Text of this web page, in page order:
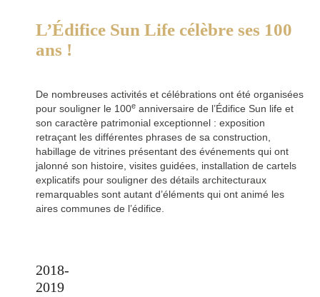
L’Édifice Sun Life célèbre ses 100
ans !
De nombreuses activités et célébrations ont été organisées
pour souligner le 100e anniversaire de l’Édifice Sun life et
son caractère patrimonial exceptionnel : exposition
retraçant les différentes phrases de sa construction,
habillage de vitrines présentant des événements qui ont
jalonné son histoire, visites guidées, installation de cartels
explicatifs pour souligner des détails architecturaux
remarquables sont autant d’éléments qui ont animé les
aires communes de l’édifice.
2018-
2019